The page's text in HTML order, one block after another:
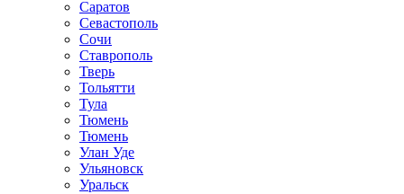
Саратов
Севастополь
Сочи
Ставрополь
Тверь
Тольятти
Тула
Тюмень
Тюмень
Улан Уде
Ульяновск
Уральск